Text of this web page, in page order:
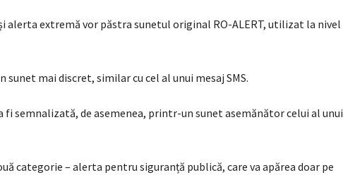
alerta extremă vor păstra sunetul original RO-ALERT, utilizat la nivel
sunet mai discret, similar cu cel al unui mesaj SMS.
fi semnalizată, de asemenea, printr-un sunet asemănător celui al unui
categorie – alerta pentru siguranță publică, care va apărea doar pe